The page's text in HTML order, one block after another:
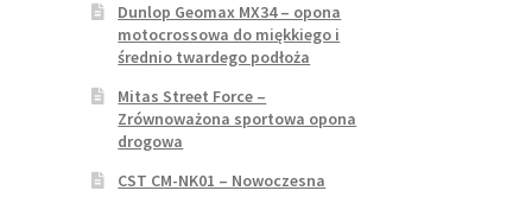
Dunlop Geomax MX34 – opona
motocrossowa do miękkiego i
średnio twardego podłoża
Mitas Street Force –
Zrównoważona sportowa opona
drogowa
CST CM-NK01 – Nowoczesna